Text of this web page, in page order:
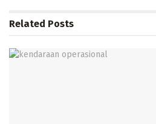
Related Posts